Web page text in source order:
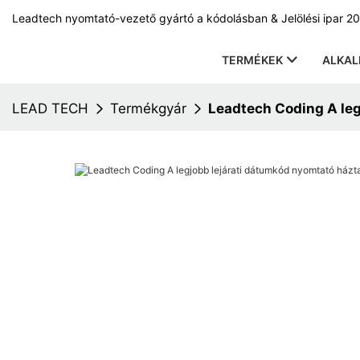
Leadtech nyomtató-vezető gyártó a kódolásban & Jelölési ipar
TERMÉKEK
LEAD TECH Termékgyár Leadtech Coding A